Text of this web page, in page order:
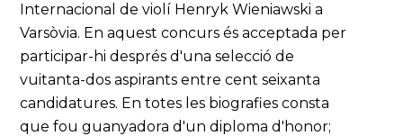
Internacional de violí Henryk Wieniawski a
Varsòvia. En aquest concurs és acceptada per
participar-hi després d'una selecció de
vuitanta-dos aspirants entre cent seixanta
candidatures. En totes les biografies consta
que fou guanyadora d'un diploma d'honor;